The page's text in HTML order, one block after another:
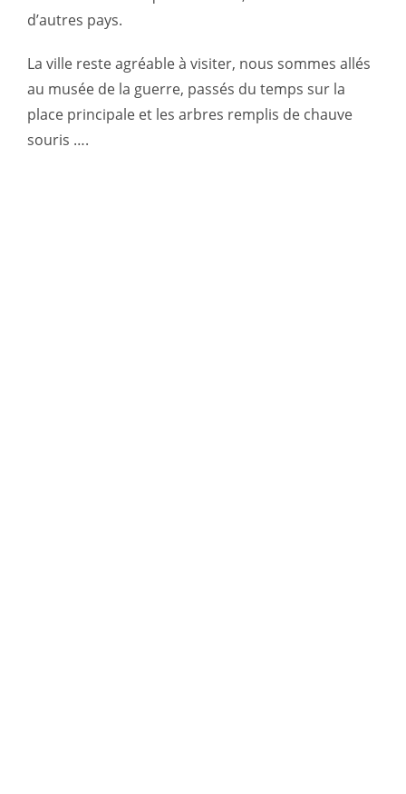
d’autres pays.
La ville reste agréable à visiter, nous sommes allés
au musée de la guerre, passés du temps sur la
place principale et les arbres remplis de chauve
souris ….